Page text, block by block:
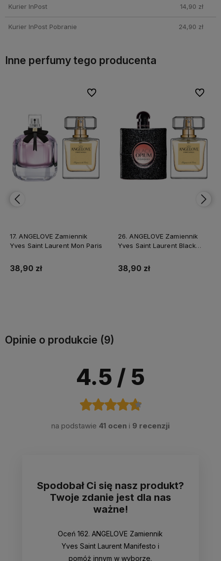
Kurier InPost 14,90 zł
Kurier InPost Pobranie 24,90 zł
Inne perfumy tego producenta
17. ANGELOVE Zamiennik
Yves Saint Laurent Mon Paris
38,90 zł
Do ulubionych
Do ulubionych
26. ANGELOVE Zamiennik
Yves Saint Laurent Black
38,90 zł
Do
Do
Opinie o produkcie (9)
4.5 / 5
na podstawie 41 ocen i 9 recenzji
Spodobał Ci się nasz produkt?
Twoje zdanie jest dla nas
ważne!
Oceń 162. ANGELOVE Zamiennik
Yves Saint Laurent Manifesto i
pomóż innym w wyborze.